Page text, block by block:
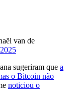
van de
sugeriram que a
o Bitcoin não
noticiou o